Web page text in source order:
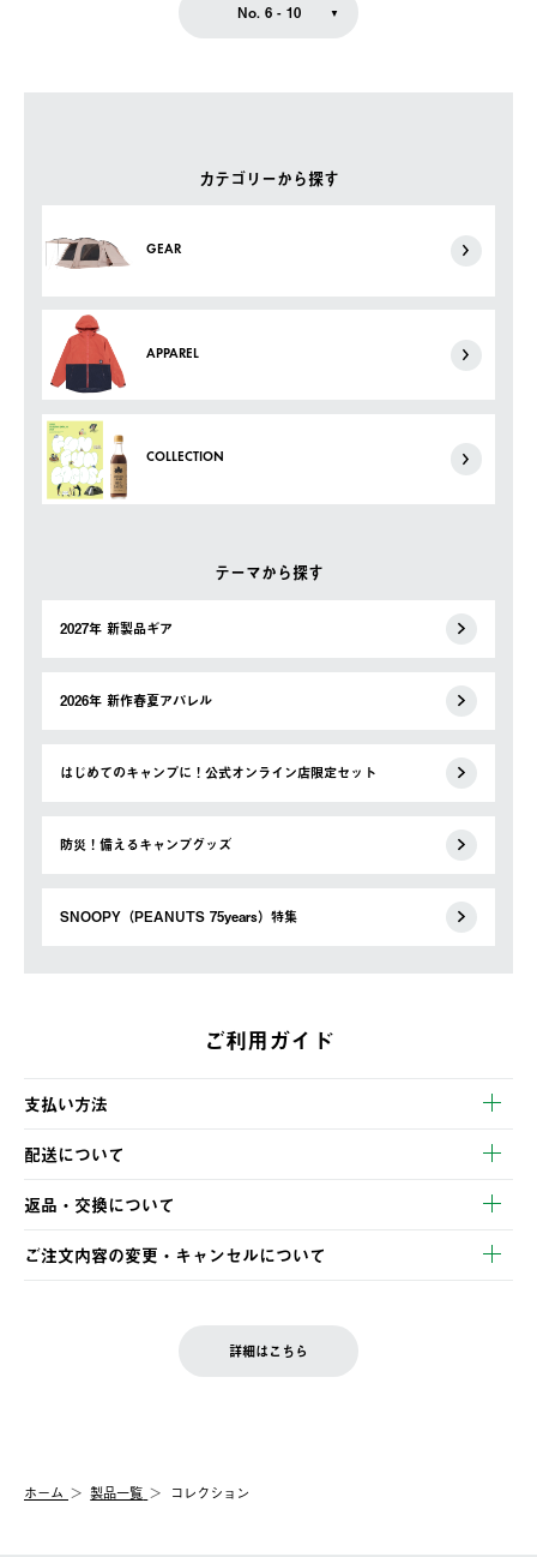
カテゴリーから探す
GEAR
APPAREL
COLLECTION
テーマから探す
2027年 新製品ギア
2026年 新作春夏アパレル
はじめてのキャンプに！公式オンライン店限定セット
防災！備えるキャンプグッズ
SNOOPY（PEANUTS 75years）特集
No. 6 - 10
ご利用ガイド
支払い方法
以下のいずれかの方法でお支払いいただけます。
・クレジットカード決済
・コンビニ決済
・Pay-easy決済
配送について
【発送スケジュール】
ご注文・ご入金完了より2営業日以内に商品を発送いたします。
土日祝の発送はございませんので、木曜日以降のご注文は週明け
の発送となる場合がございます。
【配送業者】
佐川急便にて配送されます。
返品・交換について
※お客様都合の場合
お客様都合の返品にかかる送料は、お客様ご負担とさせていただ
一度お手元の商品を返品いただき、ご希望商品を再注文してくだ
ご注文内容の変更・キャンセルについて
LOGOS FAMILY会員の方は、会員マイページ内 購入履歴画面に
詳細はこちら
ホーム 製品一覧 コレクション